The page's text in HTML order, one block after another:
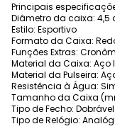
Principais
Diâmetro da caixa: 4,5
Estilo: Esportivo
Formato da Caixa:
Funções Extras:
Material da Caixa: Aço
Material da Pulseira:
Resistência à Água:
Tamanho da Caixa
Tipo de Fecho: Dobrável
Tipo de Relógio: